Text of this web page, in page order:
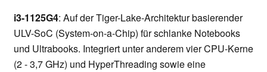
i3-1125G4: Auf der Tiger-Lake-Architektur basierender
ULV-SoC (System-on-a-Chip) für schlanke Notebooks
und Ultrabooks. Integriert unter anderem vier CPU-Kerne
(2 - 3,7 GHz) und HyperThreading sowie eine